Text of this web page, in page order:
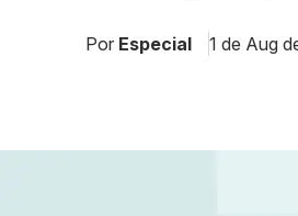
Por Especial 1 de Aug